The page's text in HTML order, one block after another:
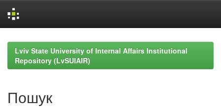
navigationLviv State University of Internal Affairs Institutional
Repository (LvSUIAIR)
Пошук